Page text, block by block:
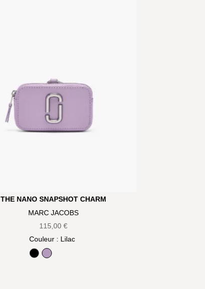
THE NANO SNAPSHOT CHARM
MARC JACOBS
115,00 €
Couleur: Lilac
BlackLilac